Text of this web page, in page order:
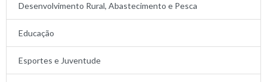
Desenvolvimento Rural, Abastecimento e Pesca
Educação
Esportes e Juventude